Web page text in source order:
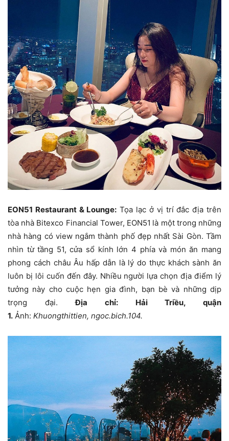
EON51 Restaurant & Lounge: Tọa lạc ở vị trí đắc địa trên
tòa nhà Bitexco Financial Tower, EON51 là một trong những
nhà hàng có view ngắm thành phố đẹp nhất Sài Gòn. Tầm
nhìn từ tầng 51, cửa sổ kính lớn 4 phía và món ăn mang
phong cách châu Âu hấp dẫn là lý do thực khách sành ăn
luôn bị lôi cuốn đến đây. Nhiều người lựa chọn địa điểm lý
tưởng này cho cuộc hẹn gia đình, bạn bè và những dịp
trọng đại.Địa chỉ: Hải Triều, quận
1. Ảnh: Khuongthittien, ngoc.bich.104.